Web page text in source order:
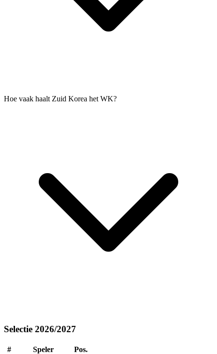
Hoe vaak haalt Zuid Korea het WK?
Selectie 2026/2027
# Speler
Pos.